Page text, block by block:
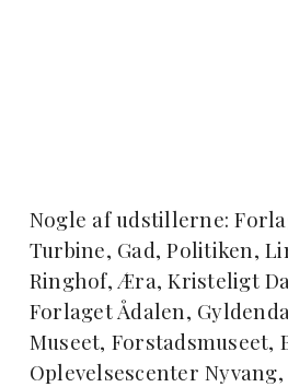
Nogle af udstillerne:
Turbine, Gad, Politiken,
Ringhof, Æra, Kristeligt
Forlaget Ådalen,
Museet, Forstadsmuseet,
Oplevelsescenter